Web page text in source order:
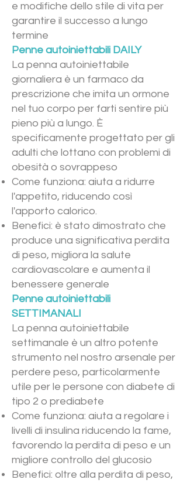
e modifiche dello stile di vita per
garantire il successo a lungo
termine
Penne autoiniettabili DAILY
La penna autoiniettabile
giornaliera è un farmaco da
prescrizione che imita un ormone
nel tuo corpo per farti sentire più
pieno più a lungo. È
specificamente progettato per gli
adulti che lottano con problemi di
obesità o sovrappeso
Come funziona: aiuta a ridurre
l'appetito, riducendo così
l'apporto calorico.
Benefici: è stato dimostrato che
produce una significativa perdita
di peso, migliora la salute
cardiovascolare e aumenta il
benessere generale
Penne autoiniettabili
SETTIMANALI
La penna autoiniettabile
settimanale è un altro potente
strumento nel nostro arsenale per
perdere peso, particolarmente
utile per le persone con diabete di
tipo 2 o prediabete
Come funziona: aiuta a regolare i
livelli di insulina riducendo la fame,
favorendo la perdita di peso e un
migliore controllo del glucosio
Benefici: oltre alla perdita di peso,